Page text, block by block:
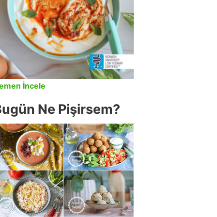
İncele
Ne Pişirsem?